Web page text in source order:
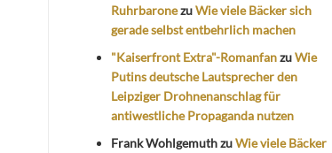
RuhrbaronezuWie viele Bäcker sich
gerade selbst entbehrlich machen
"Kaiserfront Extra"-RomanfanzuWie
Putins deutsche Lautsprecher den
Leipziger Drohnenanschlag für
antiwestliche Propaganda nutzen
Frank WohlgemuthzuWie viele Bäcker